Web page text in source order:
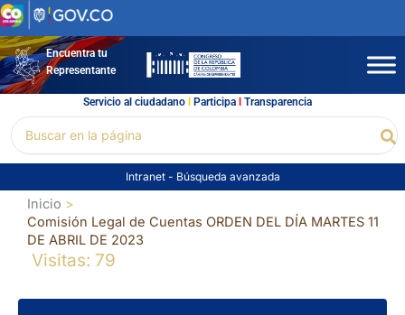
Ir
al
contenidoEncuentra tu
Representante
Servicio al ciudadano l Participal Transparencia
por:
Intranet - Búsqueda avanzada
Inicio
Comisión Legal de Cuentas ORDEN DEL DÍA MARTES 11
DE ABRIL DE 2023
Visitas: 79